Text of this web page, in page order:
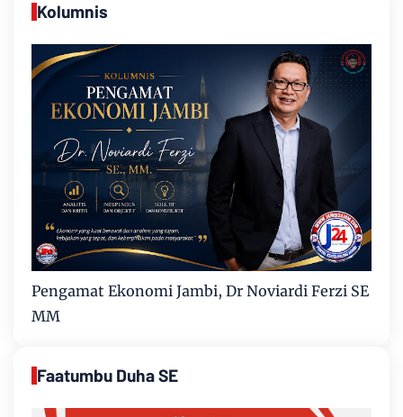
Kolumnis
Pengamat Ekonomi Jambi, Dr Noviardi Ferzi SE
MM
Faatumbu Duha SE